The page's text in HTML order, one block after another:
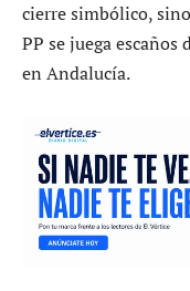
cierre simbólico,
PP se juega
en Andalucía.